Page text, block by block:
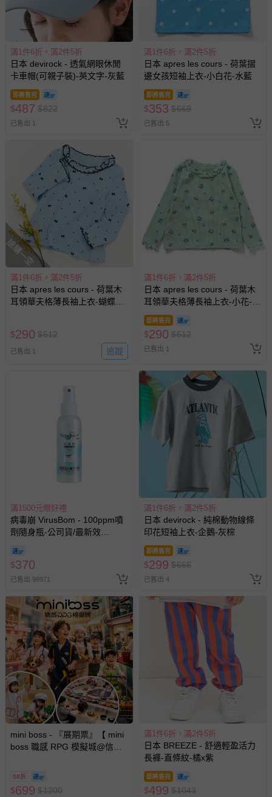
問，你可詳見：
媽咪愛客服中心
預購商品：預購為海外同步代購，遇缺貨即會通知媽咪並協
助取消退款事宜。
商品如因「價格、組合」等錯誤原因，導致無法安排出貨，
會主動以簡訊及mail通知訂單取消事宜，並將提供適當補
償。
滿1件6折，滿2件5折
日本 devirock - 透氣網眼休閒
卡車帽(可親子裝)-英文字-灰藍
即將售完
$487 $822
已售出 1
滿1件6折，滿2件5折
日本 apres les cours - 荷葉摺
邊女孩短袖上衣-小白花-水藍
即將售完
$353 $669
已售出 5
搶購一空
滿1件6折，滿2件5折
日本 apres les cours - 荷葉木
耳領華夫格薄長袖上衣-蝴蝶結-
$290 $512
已售出 1 追蹤
滿1件6折，滿2件5折
日本 apres les cours - 荷葉木
耳領華夫格薄長袖上衣-小花-薄
荷綠
即將售完
$290 $512
已售出 1
滿1500元贈好禮
病毒崩 VirusBom - 100ppm噴
劑隨身瓶-公司貨/最新效
$370
已售出 98971
滿1件6折，滿2件5折
日本 devirock - 純棉動物線條
印花短袖上衣-企鵝-灰棕
即將售完
$299 $666
已售出 4
mini boss - 『展期票』【 mini
boss 職感 RPG 模擬城@信義
58折
$699 $1200
滿1件6折，滿2件5折
日本 BREEZE - 舒適輕盈活力
長褲-直條紋-橘x紫
即將售完
$499 $1043